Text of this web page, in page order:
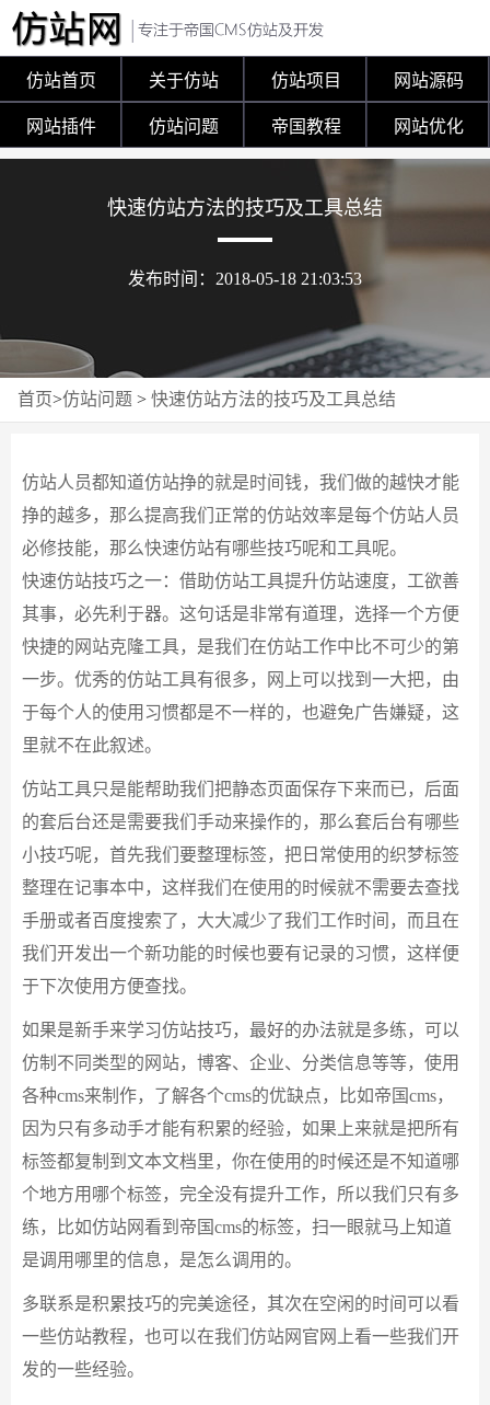
仿站首页 关于仿站 仿站项目 网站源码
网站插件 仿站问题 帝国教程 网站优化
快速仿站方法的技巧及工具总结
发布时间：2018-05-18 21:03:53
首页>仿站问题 > 快速仿站方法的技巧及工具总结
仿站人员都知道仿站挣的就是时间钱，我们做的越快才能
挣的越多，那么提高我们正常的仿站效率是每个仿站人员
必修技能，那么快速仿站有哪些技巧呢和工具呢。
快速仿站技巧之一：借助仿站工具提升仿站速度，工欲善
其事，必先利于器。这句话是非常有道理，选择一个方便
快捷的网站克隆工具，是我们在仿站工作中比不可少的第
一步。优秀的仿站工具有很多，网上可以找到一大把，由
于每个人的使用习惯都是不一样的，也避免广告嫌疑，这
里就不在此叙述。
仿站工具只是能帮助我们把静态页面保存下来而已，后面
的套后台还是需要我们手动来操作的，那么套后台有哪些
小技巧呢，首先我们要整理标签，把日常使用的织梦标签
整理在记事本中，这样我们在使用的时候就不需要去查找
手册或者百度搜索了，大大减少了我们工作时间，而且在
我们开发出一个新功能的时候也要有记录的习惯，这样便
于下次使用方便查找。
如果是新手来学习仿站技巧，最好的办法就是多练，可以
仿制不同类型的网站，博客、企业、分类信息等等，使用
各种cms来制作，了解各个cms的优缺点，比如帝国cms，
因为只有多动手才能有积累的经验，如果上来就是把所有
标签都复制到文本文档里，你在使用的时候还是不知道哪
个地方用哪个标签，完全没有提升工作，所以我们只有多
练，比如仿站网看到帝国cms的标签，扫一眼就马上知道
是调用哪里的信息，是怎么调用的。
多联系是积累技巧的完美途径，其次在空闲的时间可以看
一些仿站教程，也可以在我们仿站网官网上看一些我们开
发的一些经验。